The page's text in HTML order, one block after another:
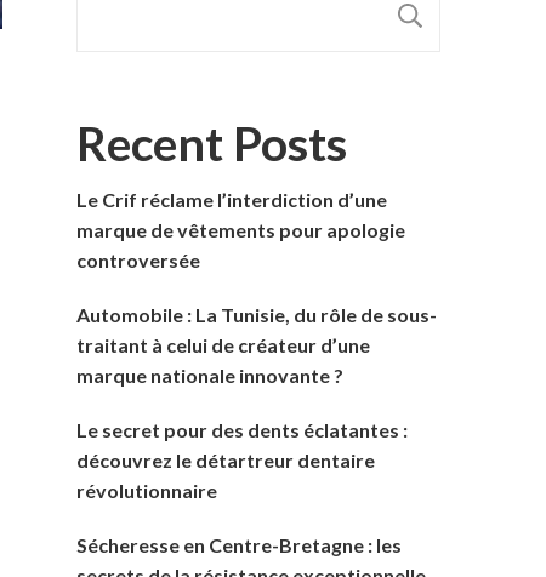
Recent Posts
Le Crif réclame l’interdiction d’une
marque de vêtements pour apologie
controversée
Automobile : La Tunisie, du rôle de sous-
traitant à celui de créateur d’une
marque nationale innovante ?
Le secret pour des dents éclatantes :
découvrez le détartreur dentaire
révolutionnaire
Sécheresse en Centre-Bretagne : les